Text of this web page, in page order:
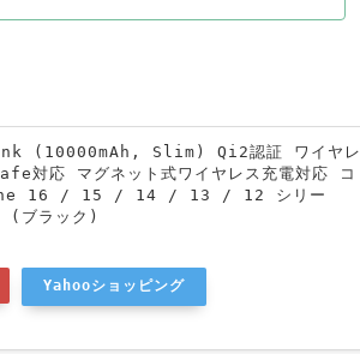
(10000mAh, Slim) Qi2認証 ワイヤレ
対応 マグネット式ワイヤレス充電対応 コ
16 / 15 / 14 / 13 / 12 シリー
ブラック)
Yahooショッピング